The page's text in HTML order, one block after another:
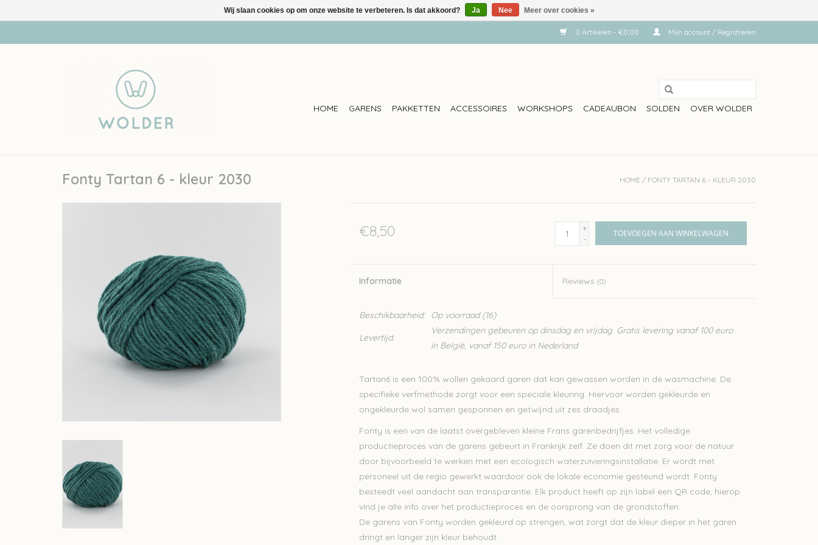
0 Artikelen - €0,00 Mijn account / Registreren
HOME GARENS PAKKETTEN ACCESSOIRES WORKSHOPS CADEAUBON SOLDEN OVER WOLDER
Fonty Tartan 6 - kleur 2030 HOME / FONTY TARTAN 6 - KLEUR 2030
€8,50
+
-
TOEVOEGEN AAN WINKELWAGEN
Informatie Reviews(0)
Beschikbaarheid: Op voorraad(16)
Levertijd:
Verzendingen gebeuren op dinsdag en vrijdag. Gratis levering vanaf 100 euro
in België, vanaf 150 euro in Nederland
Tartan6 is een 100% wollen gekaard garen dat kan gewassen worden in de wasmachine. De
specifieke verfmethode zorgt voor een speciale kleuring. Hiervoor worden gekleurde en
ongekleurde wol samen gesponnen en getwijnd uit zes draadjes.
Fonty is een van de laatst overgebleven kleine Frans garenbedrijfjes. Het volledige
productieproces van de garens gebeurt in Frankrijk zelf. Ze doen dit met zorg voor de natuur
door bijvoorbeeld te werken met een ecologisch waterzuiveringsinstallatie. Er wordt met
personeel uit de regio gewerkt waardoor ook de lokale economie gesteund wordt. Fonty
besteedt veel aandacht aan transparantie. Elk product heeft op zijn label een QR code, hierop
vind je alle info over het productieproces en de oorsprong van de grondstoffen.
De garens van Fonty worden gekleurd op strengen, wat zorgt dat de kleur dieper in het garen
dringt en langer zijn kleur behoudt.
Wij slaan cookies op om onze website te verbeteren. Is dat akkoord? Ja Nee Meer over cookies »